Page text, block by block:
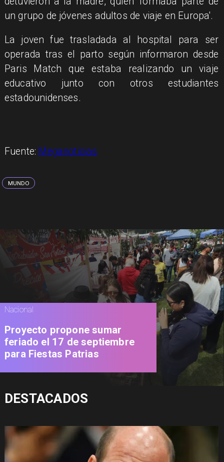
un grupo de jóvenes adultos de viaje en Europa'.
La joven fue trasladada al hospital para ser
operada tras el parto según informaron desde
Paris Match que estaba realizando un viaje
educativo junto con otros estudiantes
estadounidenses.
Fuente: Meganoticias
MUNDO
Nacional
Proyecto propone sumar
feriado el 17 de septiembre
para Fiestas Patrias
DESTACADOS